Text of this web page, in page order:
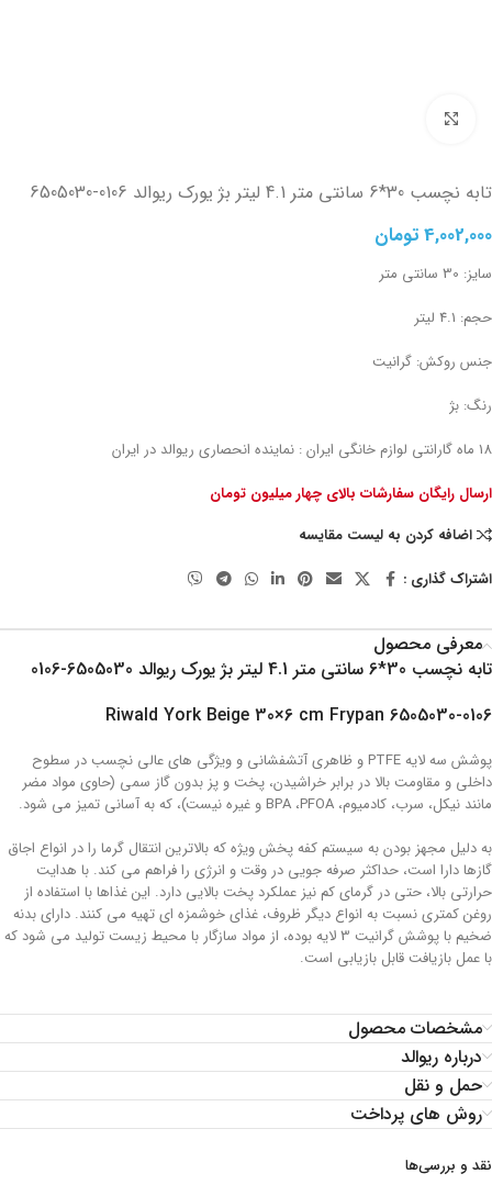
تابه نچسب 30*6 سانتی متر 4.1 لیتر بژ یورک ریوالد 6505030-0106
4,002,000تومان
سایز: 30 سانتی متر
حجم: 4.1 لیتر
جنس روکش: گرانیت
رنگ: بژ
18 ماه گارانتی لوازم خانگی ایران : نماینده انحصاری ریوالد در ایران
ارسال رایگان سفارشات بالای چهار میلیون تومان
اضافه کردن به لیست مقایسه
اشتراک گذاری :
معرفی محصول
تابه نچسب 30*6 سانتی متر 4.1 لیتر بژ یورک ریوالد 6505030-0106
Riwald York Beige 30×6 cm Frypan 6505030-0106
پوشش سه لایه PTFE و ظاهری آتشفشانی و ویژگی های عالی نچسب در سطوح
داخلی و مقاومت بالا در برابر خراشیدن، پخت و پز بدون گاز سمی (حاوی مواد مضر
مانند نیکل، سرب، کادمیوم، BPA ،PFOA و غیره نیست)، که به آسانی تمیز می شود.
به دلیل مجهز بودن به سیستم کفه پخش ویژه که بالاترین انتقال گرما را در انواع اجاق
گازها دارا است، حداکثر صرفه جویی در وقت و انرژی را فراهم می کند. با هدایت
حرارتی بالا، حتی در گرمای کم نیز عملکرد پخت بالایی دارد. این غذاها با استفاده از
روغن کمتری نسبت به انواع دیگر ظروف، غذای خوشمزه ای تهیه می کنند. دارای بدنه
ضخیم با پوشش گرانیت 3 لایه بوده، از مواد سازگار با محیط زیست تولید می شود که
با عمل بازیافت قابل بازیابی است.
مشخصات محصول
درباره ریوالد
حمل و نقل
روش های پرداخت
نقد و بررسی‌ها